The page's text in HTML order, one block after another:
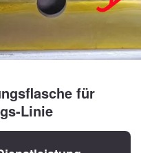
für
Linie